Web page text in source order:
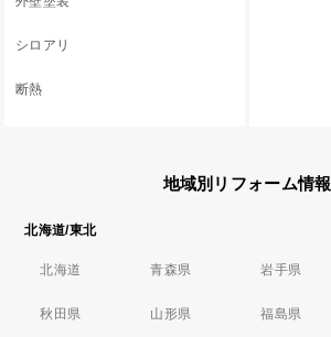
シロアリ
断熱
地域別リフォーム情報
北海道/東北
北海道 青森県 岩手県
秋田県 山形県 福島県